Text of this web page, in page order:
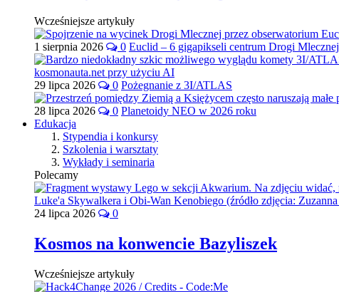
Wcześniejsze artykuły
1 sierpnia 2026 0 Euclid – 6 gigapikseli centrum Drogi Mlecznej
29 lipca 2026 0 Pożegnanie z 3I/ATLAS
28 lipca 2026 0 Planetoidy NEO w 2026 roku
Edukacja
Stypendia i konkursy
Szkolenia i warsztaty
Wykłady i seminaria
Polecamy
24 lipca 2026 0
Kosmos na konwencie Bazyliszek
Wcześniejsze artykuły